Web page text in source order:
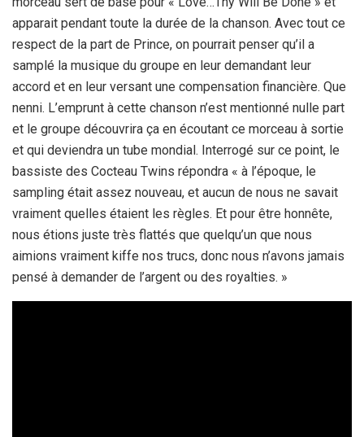
apparait pendant toute la durée de la chanson. Avec tout ce
respect de la part de Prince, on pourrait penser qu’il a
samplé la musique du groupe en leur demandant leur
accord et en leur versant une compensation financière. Que
nenni. L’emprunt à cette chanson n’est mentionné nulle part
et le groupe découvrira ça en écoutant ce morceau à sortie
et qui deviendra un tube mondial. Interrogé sur ce point, le
bassiste des Cocteau Twins répondra « à l’époque, le
sampling était assez nouveau, et aucun de nous ne savait
vraiment quelles étaient les règles. Et pour être honnête,
nous étions juste très flattés que quelqu’un que nous
aimions vraiment kiffe nos trucs, donc nous n’avons jamais
pensé à demander de l’argent ou des royalties. »